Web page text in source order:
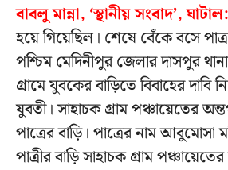
বাবলু মান্না, ‘স্থানীয় সংবাদ’, ঘাটাল:
হয়ে গিয়েছিল। শেষে বেঁকে বসে
পশ্চিম মেদিনীপুর জেলার দাসপুর
গ্রামে যুবকের বাড়িতে বিবাহের দাবি
যুবতী। সাহাচক গ্রাম পঞ্চায়েতের
পাত্রের বাড়ি। পাত্রের নাম আবুমোসা
পাত্রীর বাড়ি সাহাচক গ্রাম